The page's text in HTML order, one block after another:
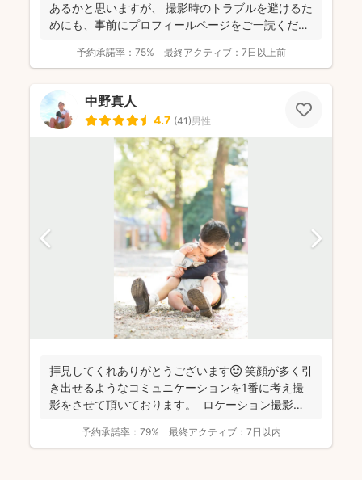
あるかと思いますが、 撮影時のトラブルを避けるた
めにも、事前にプロフィールページをご一読くださ
予約承諾率： 75% 最終アクティブ： 7日以上前
中野真人
4.7 (41)男性
拝見してくれありがとうございます😊 笑顔が多く引
き出せるようなコミュニケーションを1番に考え撮
影をさせて頂いております。 ロケーション撮影も
予約承諾率： 79% 最終アクティブ： 7日以内